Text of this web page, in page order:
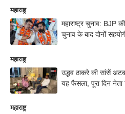
महाराष्ट्र
महाराष्ट्र चुनाव: BJP
चुनाव के बाद दोनों
महाराष्ट्र
उद्धव ठाकरे की सांसें
यह फैसला, पूरा दिन नेता
महाराष्ट्र